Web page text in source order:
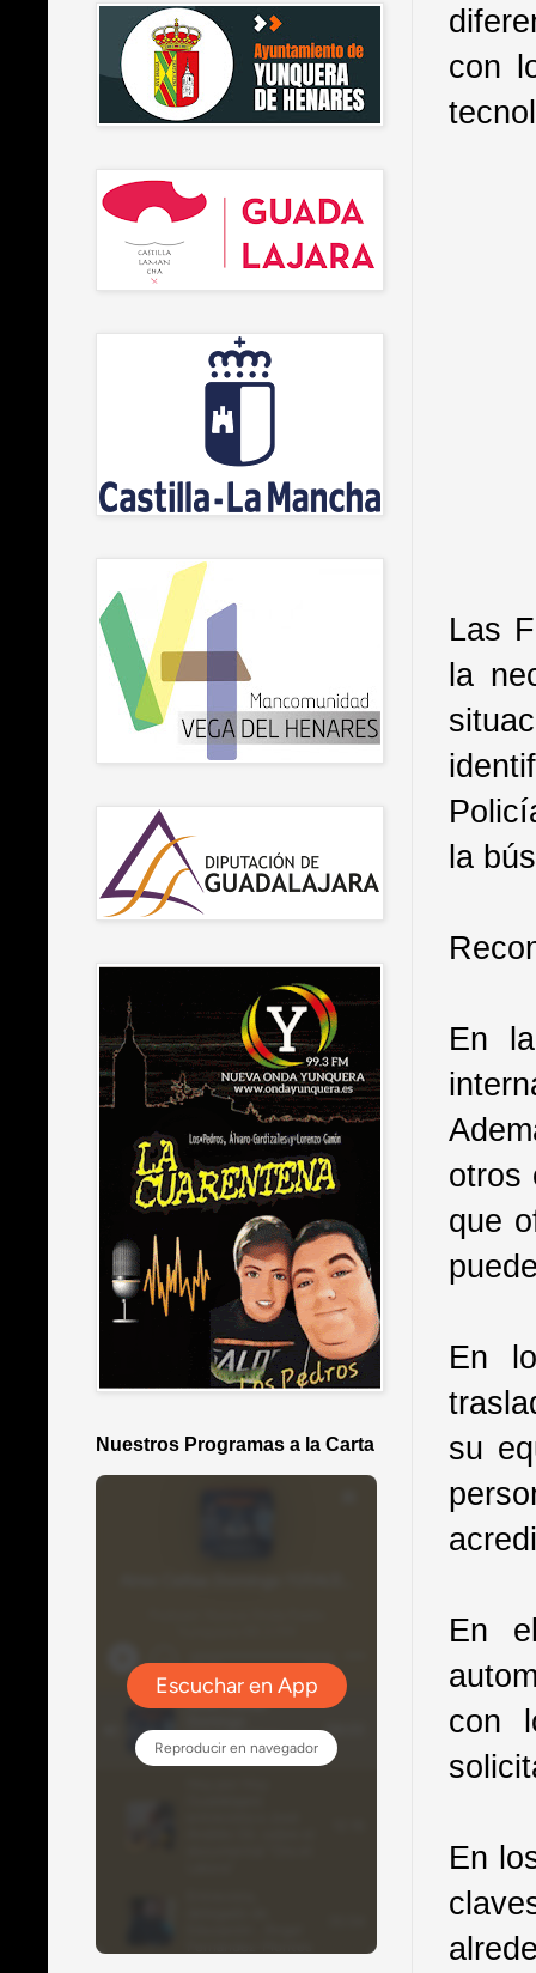
con
Las
la
la
En
otros
que
En
su
En
con
En
Nuestros Programas a la Carta